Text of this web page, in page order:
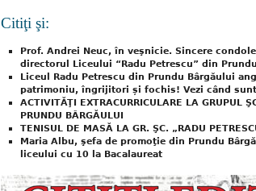
Citiţi şi:
Prof. Andrei Neuc, în veşnicie. Sincere
directorul Liceului “Radu Petrescu” din
Liceul Radu Petrescu din Prundu Bârgăului
patrimoniu, îngrijitori și fochis! Vezi când
ACTIVITĂŢI EXTRACURRICULARE LA GRUPUL
PRUNDU BÂRGĂULUI
TENISUL DE MASĂ LA GR. ŞC. „RADU
Maria Albu, şefa de promoţie din Prundu
liceului cu 10 la Bacalaureat